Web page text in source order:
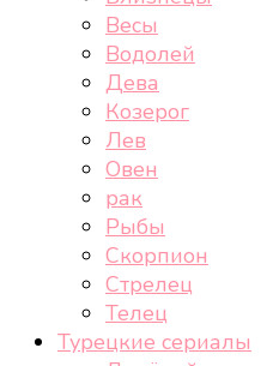
Весы
Водолей
Дева
Козерог
Лев
Овен
рак
Рыбы
Скорпион
Стрелец
Телец
Турецкие сериалы